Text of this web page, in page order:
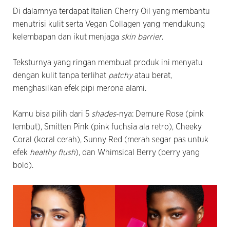
Di dalamnya terdapat Italian Cherry Oil yang membantu
menutrisi kulit serta Vegan Collagen yang mendukung
kelembapan dan ikut menjaga skin barrier.
Teksturnya yang ringan membuat produk ini menyatu
dengan kulit tanpa terlihat patchyatau berat,
menghasilkan efek pipi merona alami.
Kamu bisa pilih dari 5 shades-nya: Demure Rose (pink
lembut), Smitten Pink (pink fuchsia ala retro), Cheeky
Coral (koral cerah), Sunny Red (merah segar pas untuk
efek healthy flush), dan Whimsical Berry (berry yang
bold).